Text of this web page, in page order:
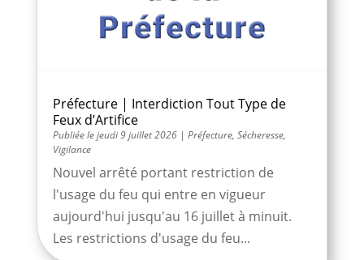
Préfecture | Interdiction Tout Type de
Feux d’Artifice
jeudi 9 juillet 2026| Préfecture, Sécheresse,
Vigilance
Nouvel arrêté portant restriction de
l'usage du feu qui entre en vigueur
aujourd'hui jusqu'au 16 juillet à minuit.
Les restrictions d'usage du feu...